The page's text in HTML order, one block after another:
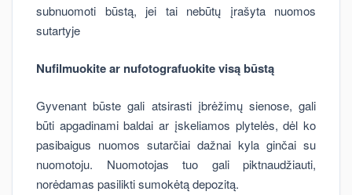
subnuomoti būstą, jei tai nebūtų įrašyta nuomos
sutartyje
Nufilmuokite ar nufotografuokite visą būstą
Gyvenant būste gali atsirasti įbrėžimų sienose, gali
būti apgadinami baldai ar įskeliamos plytelės, dėl ko
pasibaigus nuomos sutarčiai dažnai kyla ginčai su
nuomotoju. Nuomotojas tuo gali piktnaudžiauti,
norėdamas pasilikti sumokėtą depozitą.